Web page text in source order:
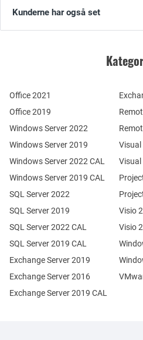
Kunderne har også set
Office 2021
Office 2019
Windows Server 2022
Windows Server 2019
Exchange Server 2019
Exchange Server 2016
SQL Server 2022
SQL Server 2019
Windows Server 2022 CAL
Windows Server 2019 CAL
SQL Server 2022 CAL
SQL Server 2019 CAL
Exchange Server 2019 CAL
Visual
Visual
Visio
Visio